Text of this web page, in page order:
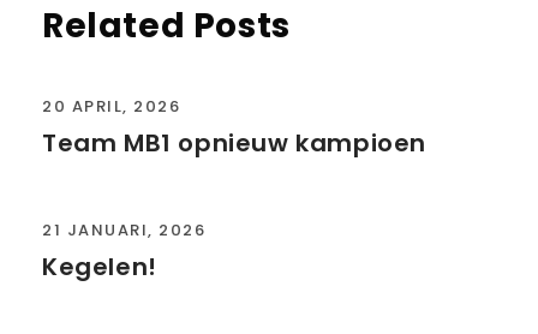
Related Posts
20 APRIL, 2026
Team MB1 opnieuw kampioen
21 JANUARI, 2026
Kegelen!